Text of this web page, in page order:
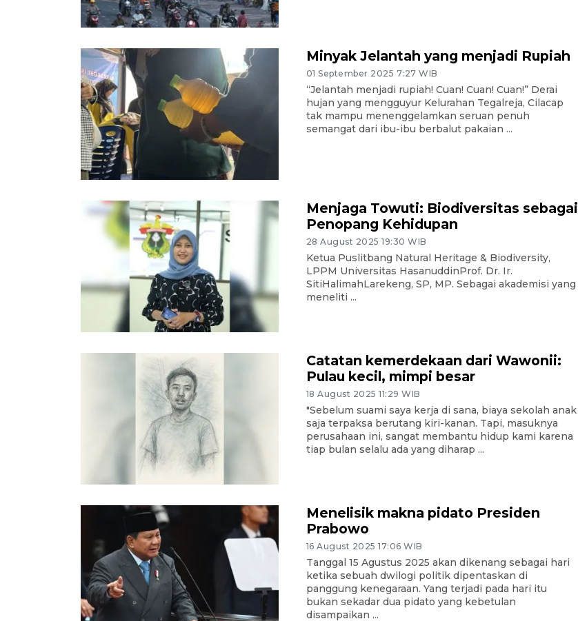
Minyak Jelantah yang menjadi Rupiah
01 September 2025 7:27 WIB
“Jelantah menjadi rupiah! Cuan! Cuan! Cuan!” Derai
hujan yang mengguyur Kelurahan Tegalreja, Cilacap
tak mampu menenggelamkan seruan penuh
semangat dari ibu-ibu berbalut pakaian ...
Menjaga Towuti: Biodiversitas sebagai
Penopang Kehidupan
28 August 2025 19:30 WIB
Ketua Puslitbang Natural Heritage & Biodiversity,
LPPM Universitas HasanuddinProf. Dr. Ir.
SitiHalimahLarekeng, SP, MP. Sebagai akademisi yang
meneliti ...
Catatan kemerdekaan dari Wawonii:
Pulau kecil, mimpi besar
18 August 2025 11:29 WIB
"Sebelum suami saya kerja di sana, biaya sekolah anak
saja terpaksa berutang kiri-kanan. Tapi, masuknya
perusahaan ini, sangat membantu hidup kami karena
tiap bulan selalu ada yang diharap ...
Menelisik makna pidato Presiden
Prabowo
16 August 2025 17:06 WIB
Tanggal 15 Agustus 2025 akan dikenang sebagai hari
ketika sebuah dwilogi politik dipentaskan di
panggung kenegaraan. Yang terjadi pada hari itu
bukan sekadar dua pidato yang kebetulan
disampaikan ...